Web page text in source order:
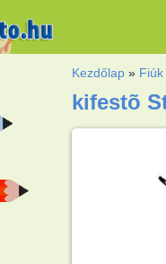
Kezdőlap » Fiúk
kifestõ